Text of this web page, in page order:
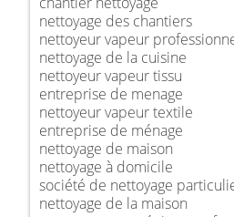
nettoyage des chantiers
nettoyeur vapeur
nettoyage de la cuisine
nettoyeur vapeur tissu
entreprise de menage
nettoyeur vapeur textile
entreprise de ménage
nettoyage de maison
nettoyage à domicile
société de nettoyage
nettoyage de la maison